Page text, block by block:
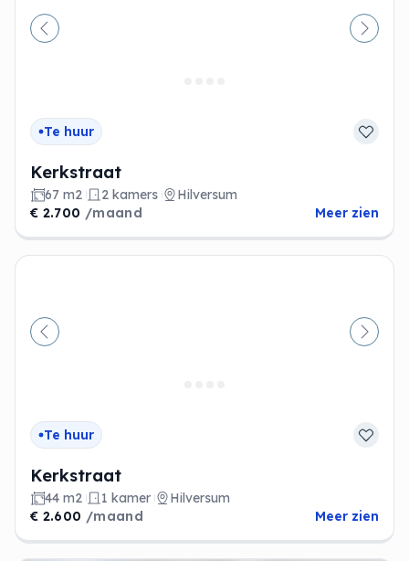
Vorige
Te huur
Kerkstraat
67 m2 2 kamers
Hilversum
€ 2.700 /maand Meer zien
Vorige
Te huur
Kerkstraat
44 m2 1 kamer
Hilversum
€ 2.600 /maand Meer zien